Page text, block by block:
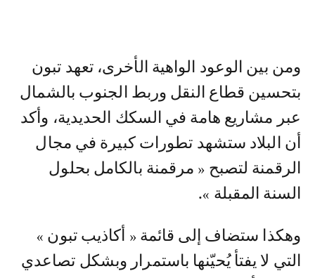
ومن بين الوعود الواهية الأخرى، تعهد تبون
بتحسين قطاع النقل وربط الجنوب بالشمال
عبر مشاريع هامة في السكك الحديدية، وأكد
أن البلاد ستشهد تطورات كبيرة في مجال
الرقمنة لتصبح « مرقمنة بالكامل بحلول
السنة المقبلة ».
وهكذا ستضاف إلى قائمة « أكاذيب تبون »
التي لا يفتأ يُحيّنها باستمرار وبشكل تصاعدي